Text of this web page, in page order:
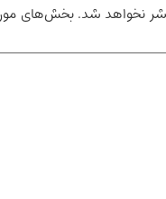
نخواهد شد.بخش‌های